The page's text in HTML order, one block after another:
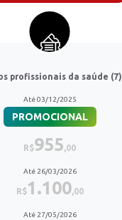
profissionais da saúde (7)
Até 03/12/2025
PROMOCIONAL
R$955,00
Até 26/03/2026
R$1.100,00
Até 27/05/2026